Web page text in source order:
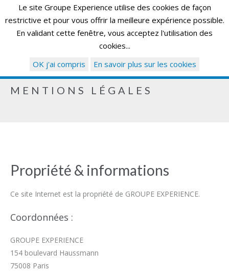
Le site Groupe Experience utilise des cookies de façon
restrictive et pour vous offrir la meilleure expérience possible.
En validant cette fenêtre, vous acceptez l'utilisation des
cookies...
OK j'ai compris
En savoir plus sur les cookies
MENTIONS LÉGALES
Propriété & informations
Ce site Internet est la propriété de GROUPE EXPERIENCE.
Coordonnées :
GROUPE EXPERIENCE
154 boulevard Haussmann
75008 Paris